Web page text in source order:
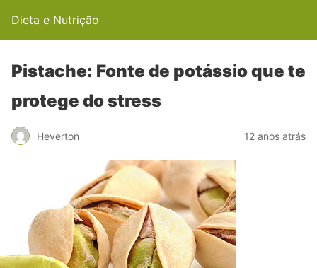
Dieta e Nutrição
Pistache: Fonte de potássio que te
protege do stress
Heverton 12 anos atrás